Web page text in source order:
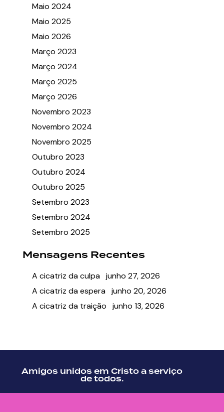
Maio 2024
Maio 2025
Maio 2026
Março 2023
Março 2024
Março 2025
Março 2026
Novembro 2023
Novembro 2024
Novembro 2025
Outubro 2023
Outubro 2024
Outubro 2025
Setembro 2023
Setembro 2024
Setembro 2025
Mensagens Recentes
A cicatriz da culpa junho 27, 2026
A cicatriz da espera junho 20, 2026
A cicatriz da traição
junho 13, 2026
Amigos unidos em Cristo a serviço
de todos.